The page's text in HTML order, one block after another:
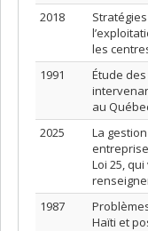
2018
les
1991
Étude
au
2025
La
Loi 25,
1987
Haïti et